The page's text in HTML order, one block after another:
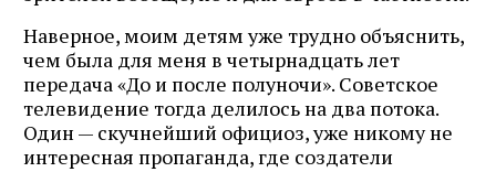
Наверное, моим детям уже трудно объяснить,
чем была для меня в четырнадцать лет
передача «До и после полуночи». Советское
телевидение тогда делилось на два потока.
Один — скучнейший официоз, уже никому не
интересная пропаганда, где создатели